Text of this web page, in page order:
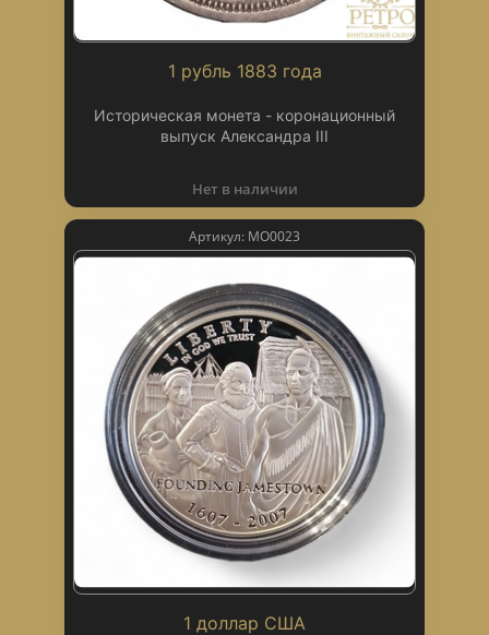
1 рубль 1883 года
Историческая монета - коронационный
выпуск Александра III
Нет в наличии
Артикул: МО0023
1 доллар США